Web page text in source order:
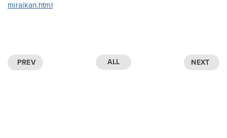
miraikan.html
PREV ALL NEXT